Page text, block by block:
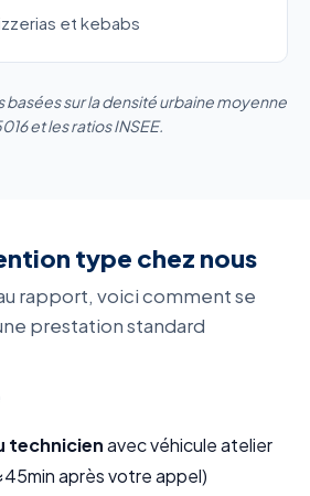
et kebabs
basées sur la densité urbaine moyenne
et les ratios INSEE.
type chez nous
rapport, voici comment se
prestation standard
technicienavec véhicule atelier
après votre appel)